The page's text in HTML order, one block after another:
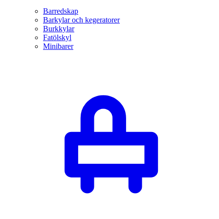
Barredskap
Barkylar och kegeratorer
Burkkylar
Fatölskyl
Minibarer